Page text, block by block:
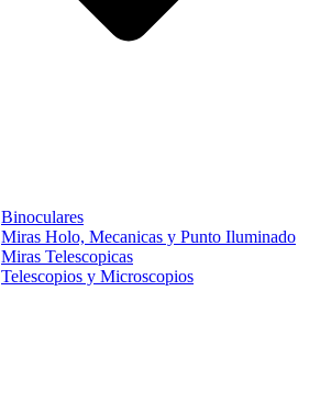
Binoculares
Miras Holo, Mecanicas y Punto Iluminado
Miras Telescopicas
Telescopios y Microscopios